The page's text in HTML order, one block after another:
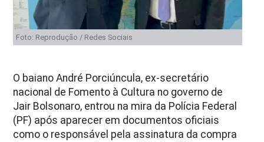
Foto: Reprodução / Redes Sociais
O baiano André Porciúncula, ex-secretário
nacional de Fomento à Cultura no governo de
Jair Bolsonaro, entrou na mira da Polícia Federal
(PF) após aparecer em documentos oficiais
como o responsável pela assinatura da compra